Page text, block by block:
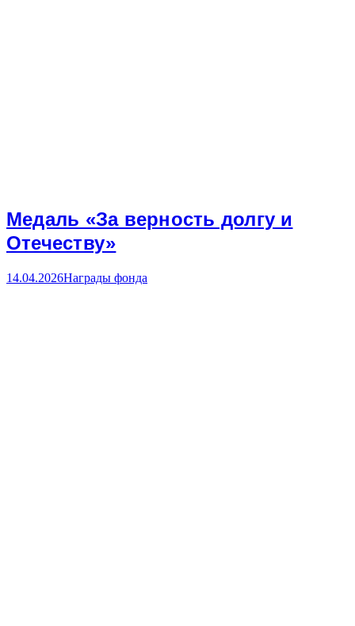
Медаль «За верность долгу и
Отечеству»
14.04.2026Награды фонда